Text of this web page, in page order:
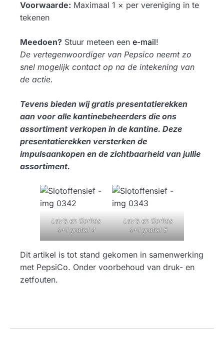
Voorwaarde: Maximaal 1 × per vereniging in te
tekenen
Meedoen? Stuur meteen een e-mail!
De vertegenwoordiger van Pepsico neemt zo
snel mogelijk contact op na de intekening van
de actie.
Tevens bieden wij gratis presentatierekken
aan voor alle kantinebeheerders die ons
assortiment verkopen in de kantine. Deze
presentatierekken versterken de
impulsaankopen en de zichtbaarheid van jullie
assortiment.
Lay’s en Doritos
4+1 gratis! 4
Lay’s en Doritos
4+1 gratis! 5
Dit artikel is tot stand gekomen in samenwerking
met PepsiCo. Onder voorbehoud van druk- en
zetfouten.